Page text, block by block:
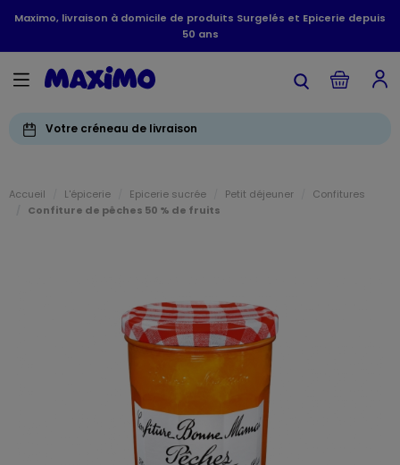
Maximo, livraison à domicile de produits Surgelés et Epicerie depuis
50 ans
Votre créneau de livraison
Accueil L'épicerie Epicerie sucrée Petit déjeuner
Confitures
Confiture de pêches 50 % de fruits